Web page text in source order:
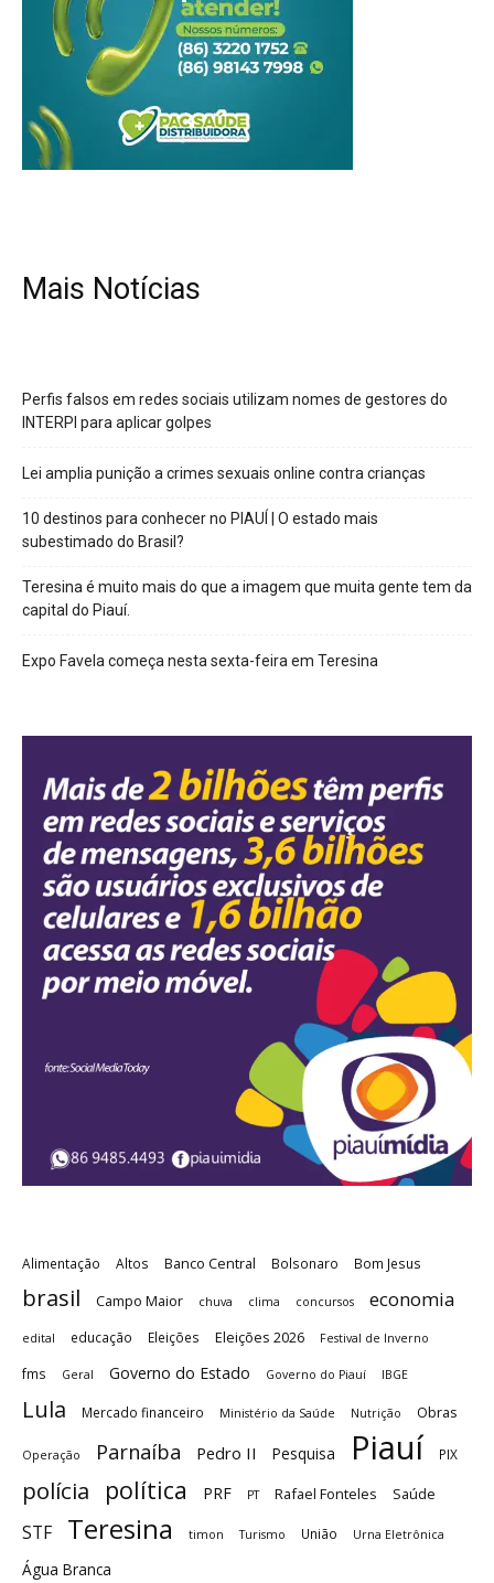
Mais Notícias
Perfis falsos em redes sociais utilizam nomes de gestores do
INTERPI para aplicar golpes
Lei amplia punição a crimes sexuais online contra crianças
10 destinos para conhecer no PIAUÍ | O estado mais
subestimado do Brasil?
Teresina é muito mais do que a imagem que muita gente tem da
capital do Piauí.
Expo Favela começa nesta sexta-feira em Teresina
Alimentação Altos Banco Central Bolsonaro Bom Jesus
brasil Campo Maior chuva clima concursos economia
edital educação Eleições Eleições 2026 Festival de Inverno
fms Geral Governo do Estado Governo do Piauí IBGE
Lula Mercado financeiro Ministério da Saúde Nutrição Obras
Operação Parnaíba Pedro II Pesquisa Piauí PIX
polícia política PRF PT Rafael Fonteles Saúde
STF Teresina timon Turismo União Urna Eletrônica
Água Branca